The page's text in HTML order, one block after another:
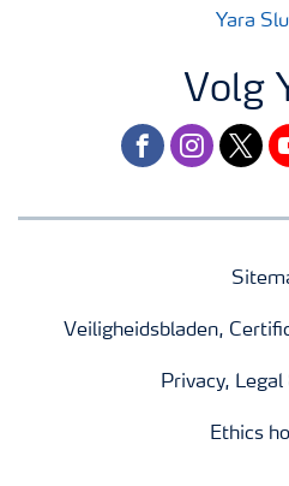
Yara
Volg
facebookinstagram
twitter
Veiligheidsbladen,
Privacy, Legal
Ethics